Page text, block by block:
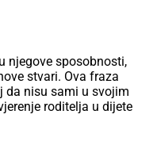
njegove sposobnosti,
stvari. Ova fraza
da nisu sami u svojim
roditelja u dijete